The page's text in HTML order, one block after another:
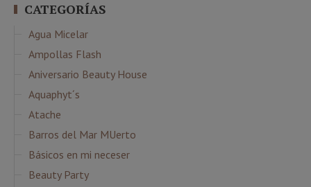
CATEGORÍAS
Agua Micelar
Ampollas Flash
Aniversario Beauty House
Aquaphyt´s
Atache
Barros del Mar MUerto
Básicos en mi neceser
Beauty Party